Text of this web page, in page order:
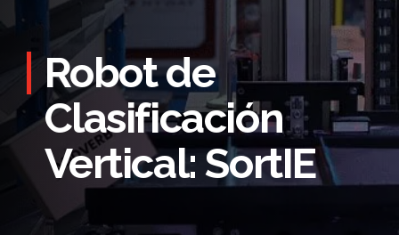
Robot de
Clasificación
Vertical: SortIE